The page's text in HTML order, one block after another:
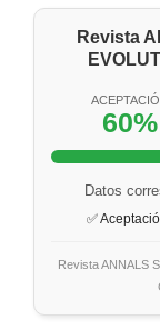
Revista
60%
Datos
✅
Revista ANNALS